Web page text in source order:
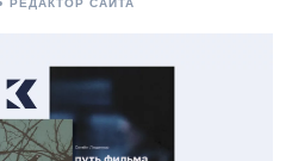
РЕДАКТОР САЙТА